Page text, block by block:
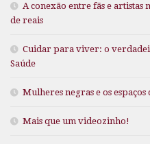
A conexão entre fãs e artistas
de reais
Cuidar para viver: o
Saúde
Mulheres negras e os
Mais que um videozinho!